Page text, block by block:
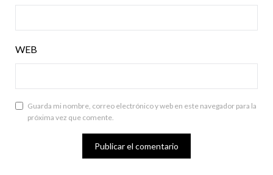
WEB
Guarda mi nombre, correo electrónico y web en este navegador para la
próxima vez que comente.